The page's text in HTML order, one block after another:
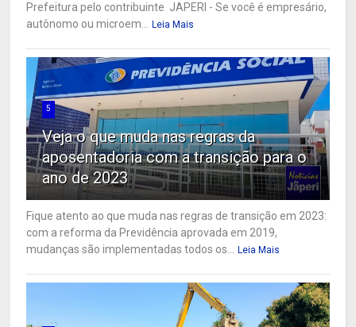
Prefeitura pelo contribuinte JAPERI - Se você é empresário,
autônomo ou microem... Leia Mais
5
Veja o que muda nas regras da
aposentadoria com a transição para o
ano de 2023
Fique atento ao que muda nas regras de transição em 2023:
com a reforma da Previdência aprovada em 2019,
mudanças são implementadas todos os... Leia Mais